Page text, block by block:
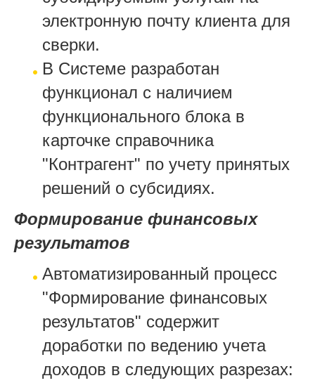
электронную почту клиента для
сверки.
В Системе разработан
функционал с наличием
функционального блока в
карточке справочника
"Контрагент" по учету принятых
решений о субсидиях.
Формирование финансовых
результатов
Автоматизированный процесс
"Формирование финансовых
результатов" содержит
доработки по ведению учета
доходов в следующих разрезах: